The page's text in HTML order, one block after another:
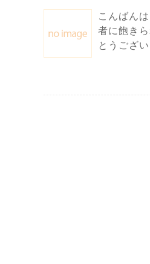
こんばん
者に飽き
とうござ